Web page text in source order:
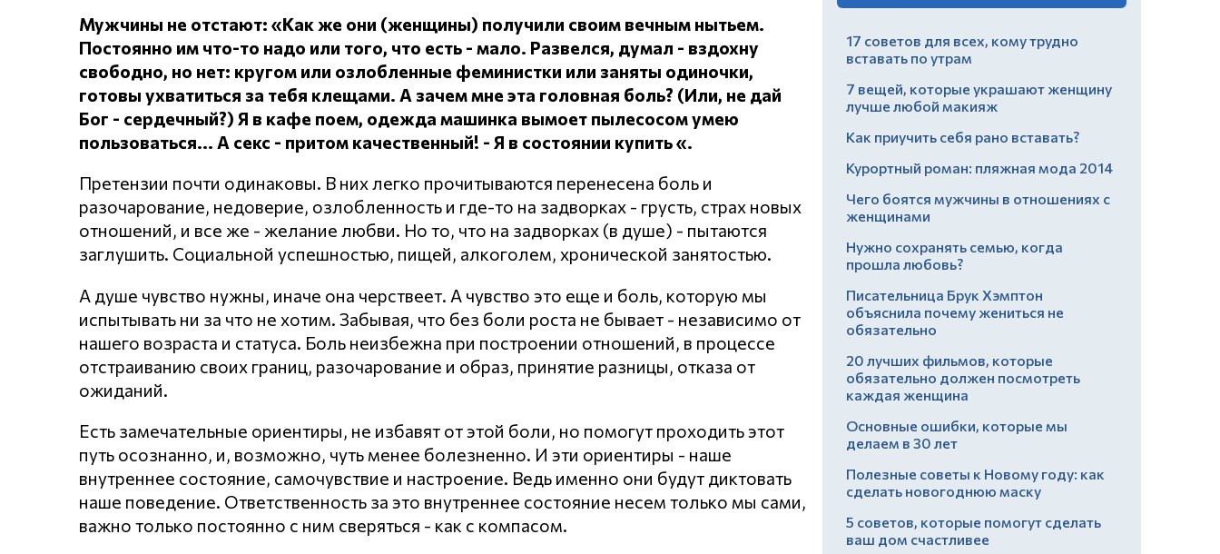
Мужчины не отстают: «Как же они (женщины) получили своим вечным нытьем.
Постоянно им что-то надо или того, что есть - мало. Развелся, думал - вздохну
свободно, но нет: кругом или озлобленные феминистки или заняты одиночки,
готовы ухватиться за тебя клещами. А зачем мне эта головная боль? (Или, не дай
Бог - сердечный?) Я в кафе поем, одежда машинка вымоет пылесосом умею
пользоваться... А секс - притом качественный! - Я в состоянии купить «.
Претензии почти одинаковы. В них легко прочитываются перенесена боль и
разочарование, недоверие, озлобленность и где-то на задворках - грусть, страх новых
отношений, и все же - желание любви. Но то, что на задворках (в душе) - пытаются
заглушить. Социальной успешностью, пищей, алкоголем, хронической занятостью.
А душе чувство нужны, иначе она черствеет. А чувство это еще и боль, которую мы
испытывать ни за что не хотим. Забывая, что без боли роста не бывает - независимо от
нашего возраста и статуса. Боль неизбежна при построении отношений, в процессе
отстраиванию своих границ, разочарование и образ, принятие разницы, отказа от
ожиданий.
Есть замечательные ориентиры, не избавят от этой боли, но помогут проходить этот
путь осознанно, и, возможно, чуть менее болезненно. И эти ориентиры - наше
внутреннее состояние, самочувствие и настроение. Ведь именно они будут диктовать
наше поведение. Ответственность за это внутреннее состояние несем только мы сами,
важно только постоянно с ним сверяться - как с компасом.
17 советов для всех, кому трудно
вставать по утрам
7 вещей, которые украшают женщину
лучше любой макияж
Как приучить себя рано вставать?
Курортный роман: пляжная мода 2014
Чего боятся мужчины в отношениях с
женщинами
Нужно сохранять семью, когда
прошла любовь?
Писательница Брук Хэмптон
объяснила почему жениться не
обязательно
20 лучших фильмов, которые
обязательно должен посмотреть
каждая женщина
Основные ошибки, которые мы
делаем в 30 лет
Полезные советы к Новому году: как
сделать новогоднюю маску
5 советов, которые помогут сделать
ваш дом счастливее